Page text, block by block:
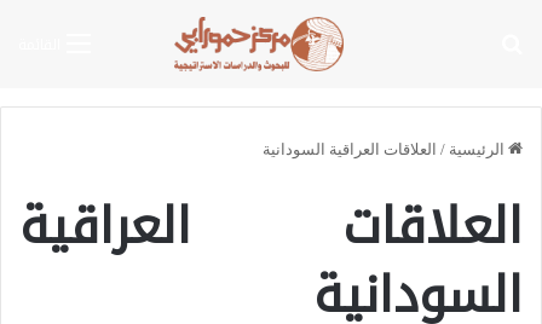
الرئيسية / العلاقات العراقية السودانية
العلاقات العراقية
السودانية